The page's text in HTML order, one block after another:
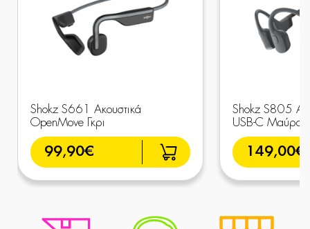
Shokz S661 Ακουστικά
OpenMove Γκρι
99,90€
Shokz S805
USB-C Μαύρα
149,00€